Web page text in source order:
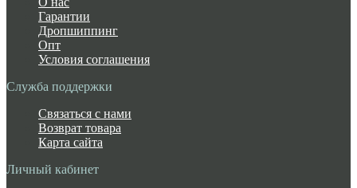
Гарантии
Дропшиппинг
Опт
Условия соглашения
Служба поддержки
Связаться с нами
Возврат товара
Карта сайта
Личный кабинет